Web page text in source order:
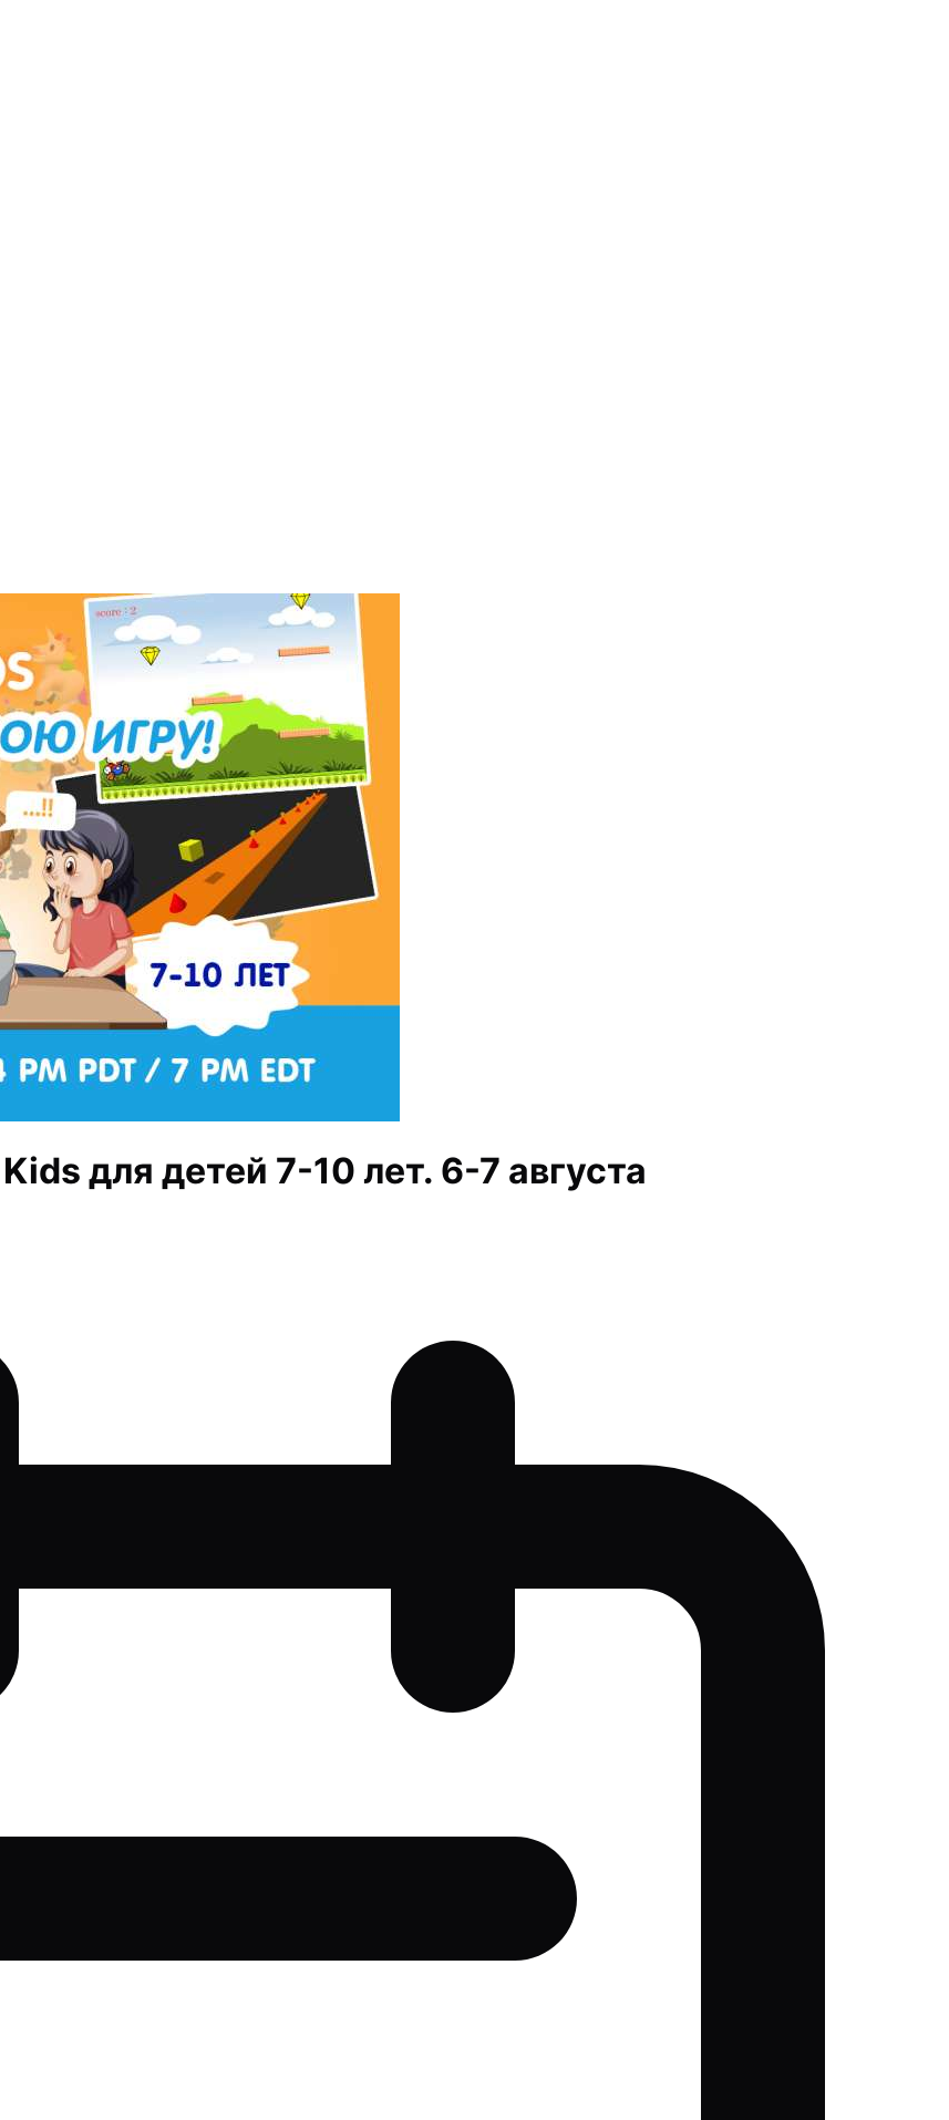
для детей 7-10 лет. 6-7 августа